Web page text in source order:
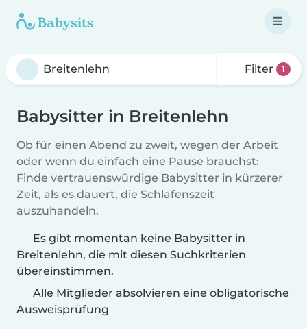
Filter 1
Babysitter in Breitenlehn
Ob für einen Abend zu zweit, wegen der Arbeit
oder wenn du einfach eine Pause brauchst:
Finde vertrauenswürdige Babysitter in kürzerer
Zeit, als es dauert, die Schlafenszeit
auszuhandeln.
Es gibt momentan keine Babysitter in
Breitenlehn, die mit diesen Suchkriterien
übereinstimmen.
Alle Mitglieder absolvieren eine obligatorische
Ausweisprüfung